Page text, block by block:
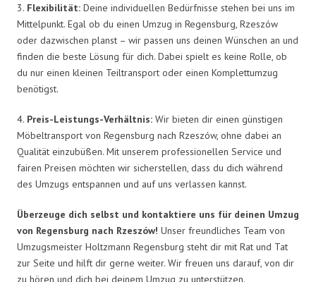
3. Flexibilität: Deine individuellen Bedürfnisse stehen bei uns im
Mittelpunkt. Egal ob du einen Umzug in Regensburg, Rzeszów
oder dazwischen planst – wir passen uns deinen Wünschen an und
finden die beste Lösung für dich. Dabei spielt es keine Rolle, ob
du nur einen kleinen Teiltransport oder einen Komplettumzug
benötigst.
4. Preis-Leistungs-Verhältnis: Wir bieten dir einen günstigen
Möbeltransport von Regensburg nach Rzeszów, ohne dabei an
Qualität einzubüßen. Mit unserem professionellen Service und
fairen Preisen möchten wir sicherstellen, dass du dich während
des Umzugs entspannen und auf uns verlassen kannst.
Überzeuge dich selbst und kontaktiere uns für deinen Umzug
von Regensburg nach Rzeszów! Unser freundliches Team von
Umzugsmeister Holtzmann Regensburg steht dir mit Rat und Tat
zur Seite und hilft dir gerne weiter. Wir freuen uns darauf, von dir
zu hören und dich bei deinem Umzug zu unterstützen.